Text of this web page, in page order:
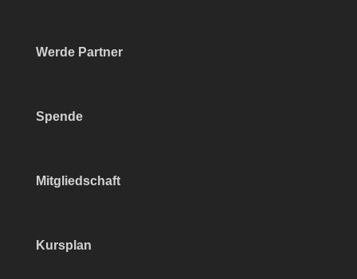
Werde Partner
Spende
Mitgliedschaft
Kursplan